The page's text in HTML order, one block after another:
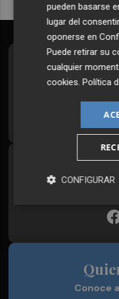
Todos los días
Plaza
Conoce
pueden basarse
lugar del
oponerse en
Puede retirar su
cualquier
cookies .Política
CONFIGURAR